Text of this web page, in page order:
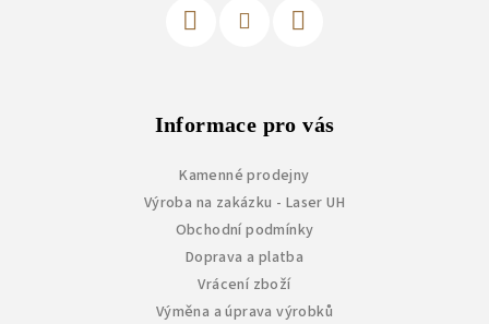
Informace pro vás
Kamenné prodejny
Výroba na zakázku - Laser UH
Obchodní podmínky
Doprava a platba
Vrácení zboží
Výměna a úprava výrobků